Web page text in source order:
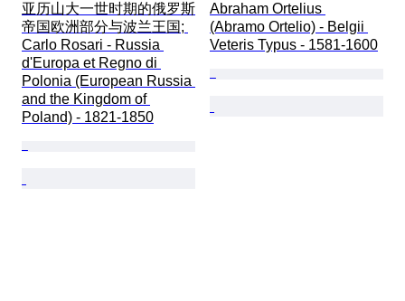
亚历山大一世时期的俄罗斯
帝国欧洲部分与波兰王国;
Carlo Rosari - Russia
d'Europa et Regno di
Polonia (European Russia
and the Kingdom of
Poland) - 1821-1850
Abraham Ortelius
(Abramo Ortelio) - Belgii
Veteris Typus - 1581-1600